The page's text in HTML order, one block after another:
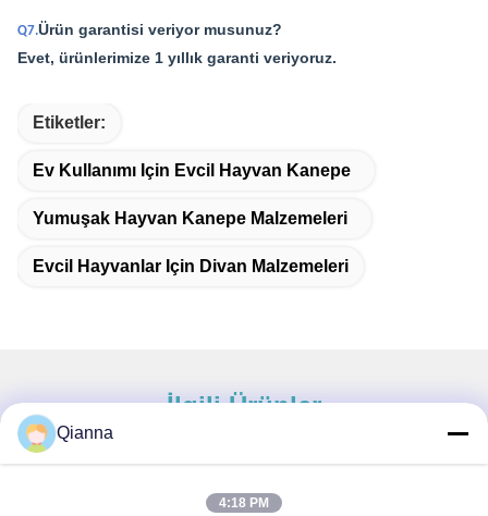
Q7.Ürün garantisi veriyor musunuz?
Evet, ürünlerimize 1 yıllık garanti veriyoruz.
Etiketler:
Ev Kullanımı Için Evcil Hayvan Kanepe
Yumuşak Hayvan Kanepe Malzemeleri
Evcil Hayvanlar Için Divan Malzemeleri
İlgili Ürünler
Qianna
4:18 PM